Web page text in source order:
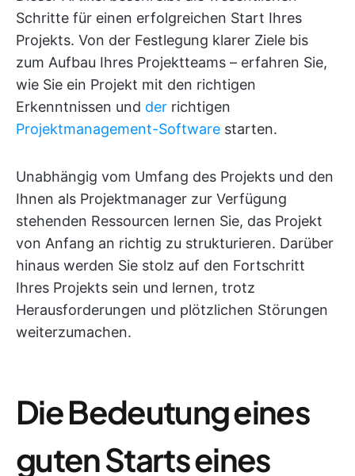
Schritte für einen erfolgreichen Start Ihres
Projekts. Von der Festlegung klarer Ziele bis
zum Aufbau Ihres Projektteams – erfahren Sie,
wie Sie ein Projekt mit den richtigen
Erkenntnissen und der richtigen
Projektmanagement-Software starten.
Unabhängig vom Umfang des Projekts und den
Ihnen als Projektmanager zur Verfügung
stehenden Ressourcen lernen Sie, das Projekt
von Anfang an richtig zu strukturieren. Darüber
hinaus werden Sie stolz auf den Fortschritt
Ihres Projekts sein und lernen, trotz
Herausforderungen und plötzlichen Störungen
weiterzumachen.
Die Bedeutung eines
guten Starts eines